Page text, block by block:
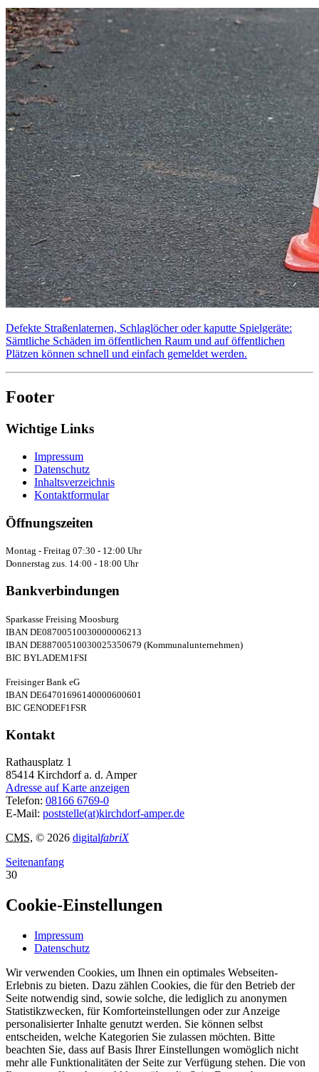
Defekte Straßenlaternen, Schlaglöcher oder kaputte Spielgeräte:
Sämtliche Schäden im öffentlichen Raum und auf öffentlichen
Plätzen können schnell und einfach gemeldet werden.
Footer
Wichtige Links
Impressum
Datenschutz
Inhaltsverzeichnis
Kontaktformular
Öffnungszeiten
Montag - Freitag 07:30 - 12:00 Uhr
Donnerstag zus. 14:00 - 18:00 Uhr
Bankverbindungen
Sparkasse Freising Moosburg
IBAN DE08700510030000006213
IBAN DE88700510030025350679 (Kommunalunternehmen)
BIC BYLADEM1FSI
Freisinger Bank eG
IBAN DE64701696140000600601
BIC GENODEF1FSR
Kontakt
Rathausplatz 1
85414 Kirchdorf a. d. Amper
Adresse auf Karte anzeigen
Telefon: 08166 6769-0
E-Mail: poststelle(at)kirchdorf-amper.de
CMS, © 2026 digitalfabriX
Seitenanfang
30
Cookie-Einstellungen
Impressum
Datenschutz
Wir verwenden Cookies, um Ihnen ein optimales Webseiten-
Erlebnis zu bieten. Dazu zählen Cookies, die für den Betrieb der
Seite notwendig sind, sowie solche, die lediglich zu anonymen
Statistikzwecken, für Komforteinstellungen oder zur Anzeige
personalisierter Inhalte genutzt werden. Sie können selbst
entscheiden, welche Kategorien Sie zulassen möchten. Bitte
beachten Sie, dass auf Basis Ihrer Einstellungen womöglich nicht
mehr alle Funktionalitäten der Seite zur Verfügung stehen. Die von